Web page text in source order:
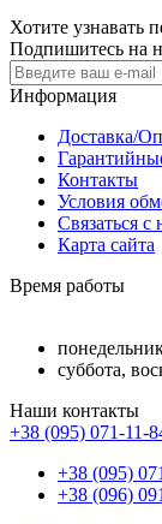
Хотите узнавать
Подпишитесь на
Информация
Доставка/
Контакты
Условия
Связаться с
Карта сайта
Время работы
суббота,
Наши контакты
+38 (095) 071-11-
+38 (095)
+38 (096)